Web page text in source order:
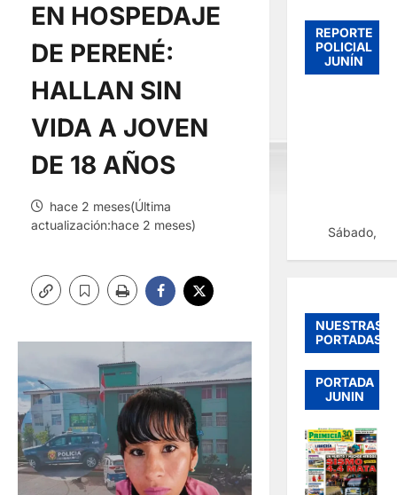
EN HOSPEDAJE
DE PERENÉ:
HALLAN SIN
VIDA A JOVEN
DE 18 AÑOS
hace 2 meses(Última
actualización:hace 2 meses)
REPORTE
POLICIAL
JUNÍN
Sábado,
NUESTRAS
PORTADAS
PORTADA
JUNIN